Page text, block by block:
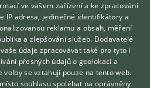
ATLAS
O nás
Kontakt
zvýraznění inzerátů
užití
Hledáte zvířecího kamaráda?
Zdarma vám poradí
VETERINÁŘ ONLINE
ve vašem zařízení a ke zpracování
IP adresa, jedinečné identifikátory a
reklamu a obsah, měření
a zlepšování služeb. Dodavatelé
údaje zpracovávat také pro tyto i
přesných údajů o geolokaci a
se vztahují pouze na tento web.
souhlasu spoléhat na oprávněný